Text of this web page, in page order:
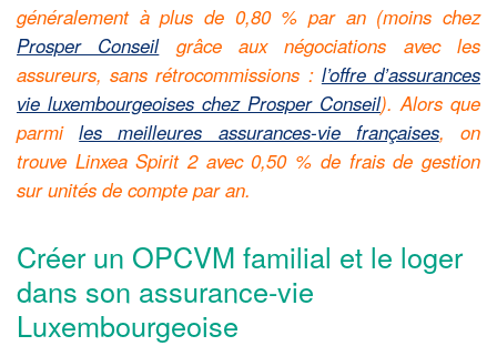
généralement à plus de 0,80 % par an (moins chez
Prosper Conseilgrâce aux négociations avec les
assureurs, sans rétrocommissions : l’offre d’assurances
vie luxembourgeoises chez Prosper Conseil). Alors que
parmiles meilleures assurances-vie françaises, on
trouve Linxea Spirit 2 avec 0,50 % de frais de gestion
sur unités de compte par an.
Créer un OPCVM familial et le loger
dans son assurance-vie
Luxembourgeoise